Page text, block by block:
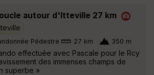
autour d'Itteville 27 km
Pédestre 27 km 350 m
effectuée avec Pascale pour le Rcy
des immenses champs de
superbe »